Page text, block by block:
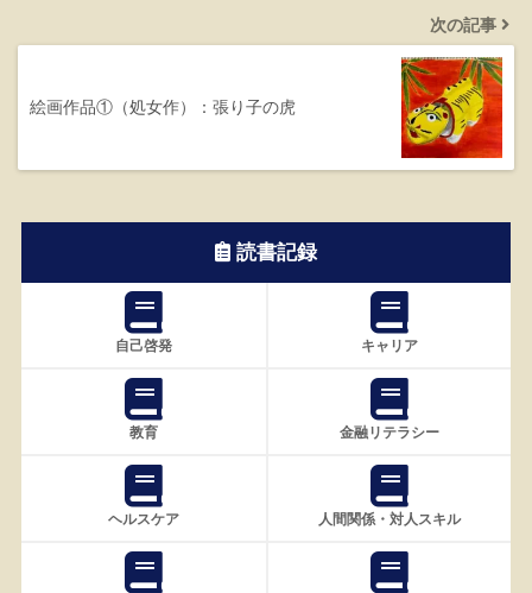
次の記事
絵画作品①（処女作）：張り子の虎
読書記録
自己啓発 キャリア
教育 金融リテラシー
ヘルスケア 人間関係・対人スキル